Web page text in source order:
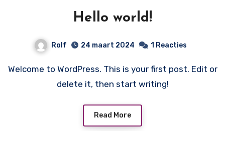
Hello world!
Rolf 24 maart 2024 1 Reacties
Welcome to WordPress. This is your first post. Edit or
delete it, then start writing!
Read More